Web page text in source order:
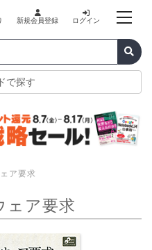
新規会員登録 ログイン
で探す
ア要求
ェア要求